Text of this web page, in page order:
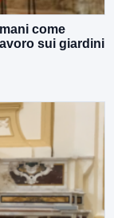
come
sui giardini